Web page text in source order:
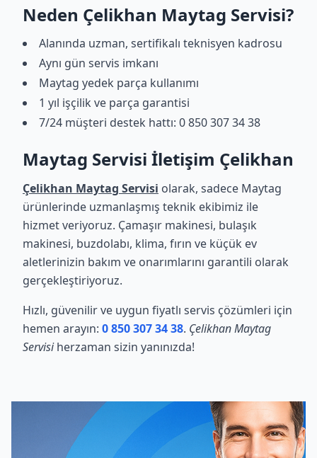
Neden Çelikhan Maytag Servisi?
Alanında uzman, sertifikalı teknisyen kadrosu
Aynı gün servis imkanı
Maytag yedek parça kullanımı
1 yıl işçilik ve parça garantisi
7/24 müşteri destek hattı: 0 850 307 34 38
Maytag Servisi İletişim Çelikhan
Çelikhan Maytag Servisi olarak, sadece Maytag
ürünlerinde uzmanlaşmış teknik ekibimiz ile
hizmet veriyoruz. Çamaşır makinesi, bulaşık
makinesi, buzdolabı, klima, fırın ve küçük ev
aletlerinizin bakım ve onarımlarını garantili olarak
gerçekleştiriyoruz.
Hızlı, güvenilir ve uygun fiyatlı servis çözümleri için
hemen arayın: 0 850 307 34 38. Çelikhan Maytag
Servisiherzaman sizin yanınızda!